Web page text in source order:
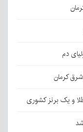
دم
کرمان
و یک برنز کشوری